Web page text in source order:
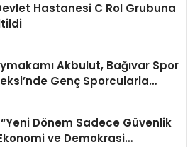
Hastanesi C Rol Grubuna
Akbulut, Bağıvar Spor
Genç Sporcularla
“Yeni Dönem Sadece Güvenlik
ve Demokrasi